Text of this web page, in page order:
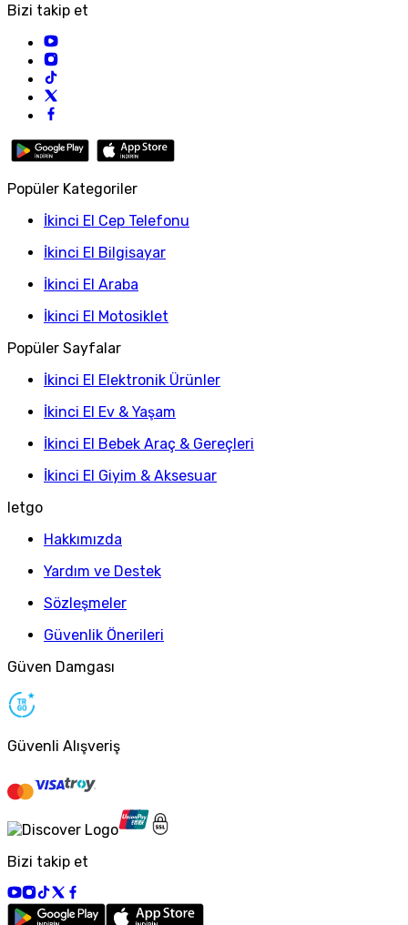
Bizi takip et
Popüler Kategoriler
İkinci El Cep Telefonu
İkinci El Bilgisayar
İkinci El Araba
İkinci El Motosiklet
Popüler Sayfalar
İkinci El Elektronik Ürünler
İkinci El Ev & Yaşam
İkinci El Bebek Araç & Gereçleri
İkinci El Giyim & Aksesuar
letgo
Hakkımızda
Yardım ve Destek
Sözleşmeler
Güvenlik Önerileri
Güven Damgası
Güvenli Alışveriş
Bizi takip et